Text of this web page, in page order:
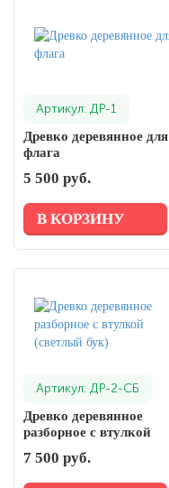
Артикул: ДР-1
Древко деревянное для
флага
5 500 руб.
В КОРЗИНУ
Артикул: ДР-2-СБ
Древко деревянное
разборное с втулкой
7 500 руб.